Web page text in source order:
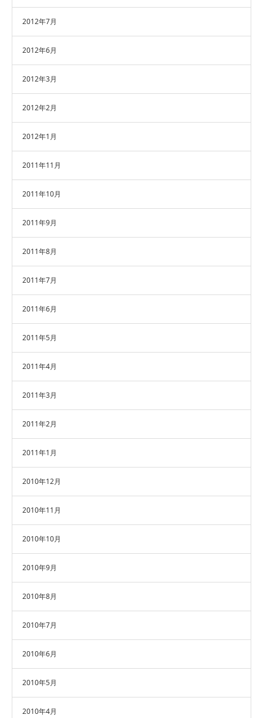
2012年7月
2012年6月
2012年3月
2012年2月
2012年1月
2011年11月
2011年10月
2011年9月
2011年8月
2011年7月
2011年6月
2011年5月
2011年4月
2011年3月
2011年2月
2011年1月
2010年12月
2010年11月
2010年10月
2010年9月
2010年8月
2010年7月
2010年6月
2010年5月
2010年4月